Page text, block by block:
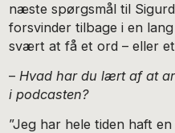
næste spørgsmål til
forsvinder tilbage i en
svært at få et ord – eller
–Hvad har du lært af at
i podcasten?
”Jeg har hele tiden haft